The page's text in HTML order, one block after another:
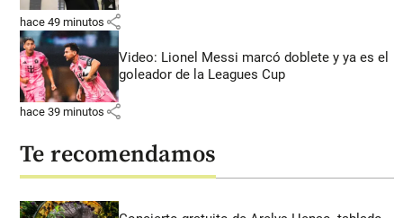
hace 49 minutos share
Video: Lionel Messi marcó doblete y ya es el
goleador de la Leagues Cup
hace 39 minutos share
Te recomendamos